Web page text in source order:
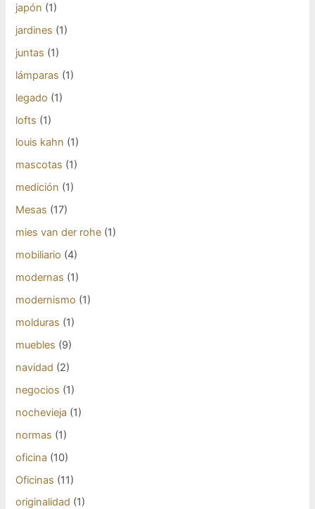
japón (1)
jardines (1)
juntas (1)
lámparas (1)
legado (1)
lofts (1)
louis kahn (1)
mascotas (1)
medición (1)
Mesas (17)
mies van der rohe (1)
mobiliario (4)
modernas (1)
modernismo (1)
molduras (1)
muebles (9)
navidad (2)
negocios (1)
nochevieja (1)
normas (1)
oficina (10)
Oficinas (11)
originalidad (1)